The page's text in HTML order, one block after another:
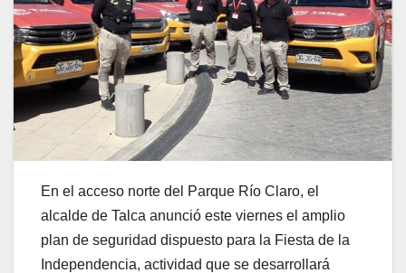
En el acceso norte del Parque Río Claro, el
alcalde de Talca anunció este viernes el amplio
plan de seguridad dispuesto para la Fiesta de la
Independencia, actividad que se desarrollará